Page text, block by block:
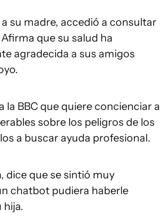
su madre, accedió a consultar
que su salud ha
agradecida a sus amigos
la BBC que quiere concienciar a
sobre los peligros de los
a buscar ayuda profesional.
dice que se sintió muy
chatbot pudiera haberle
hija.